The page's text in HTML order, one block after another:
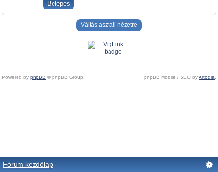
Váltás asztali nézetre
Powered by phpBB © phpBB Group. phpBB Mobile / SEO byArtodia.
Fórum kezdőlap